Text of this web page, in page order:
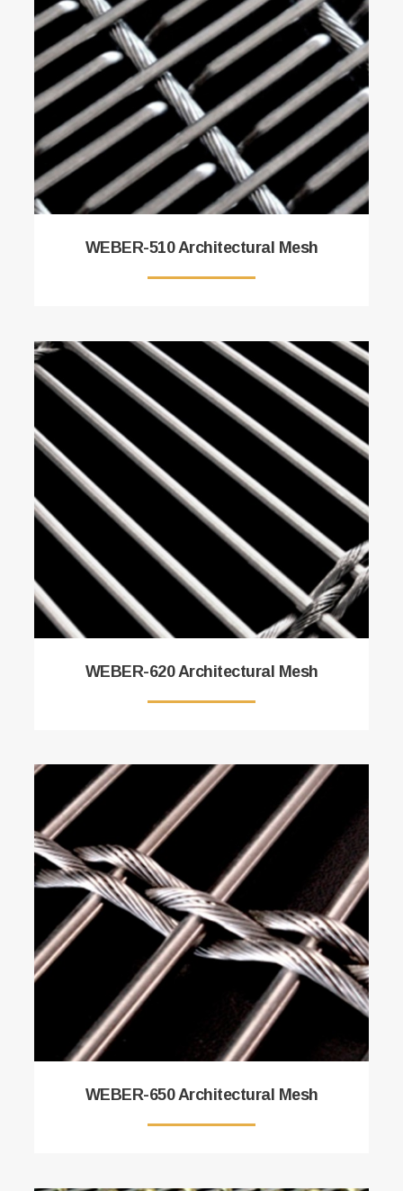
WEBER-510 Architectural Mesh
WEBER-620 Architectural Mesh
WEBER-650 Architectural Mesh